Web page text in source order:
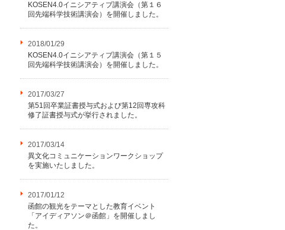
KOSEN4.0イニシアティブ講演会（第１６
回先端科学技術講演会）を開催しました。
2018/01/29
KOSEN4.0イニシアティブ講演会（第１５
回先端科学技術講演会）を開催しました。
2017/03/27
第51回卒業証書授与式および第12回専攻科
修了証書授与式が挙行されました。
2017/03/14
異文化コミュニケーションワークショップ
を実施いたしました。
2017/01/12
函館の観光をテーマとした教育イベント
「アイディアソン＠函館」を開催しまし
た。